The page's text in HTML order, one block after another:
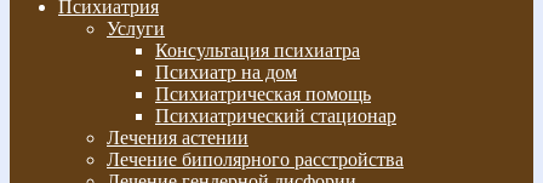
Психиатрия
Услуги
Консультация психиатра
Психиатр на дом
Психиатрическая помощь
Психиатрический стационар
Лечения астении
Лечение биполярного расстройства